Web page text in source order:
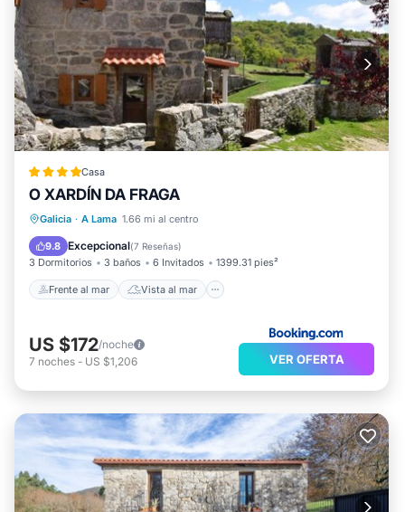
Casa
O XARDÍN DA FRAGA
Galicia · A Lama 1.66 mi al centro
9.8 Excepcional(7 Reseñas)
3 Dormitorios 3 baños 6 Invitados 1399.31 pies²
Frente al mar Vista al mar
Frente al mar
Vista al mar
Balcón/Terraza
US $172/noche
7 noches - US $1,206 VER OFERTA